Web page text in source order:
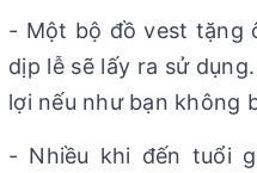
- Một bộ đồ vest tặng
dịp lễ sẽ lấy ra sử
lợi nếu như bạn không
- Nhiều khi đến tuổi